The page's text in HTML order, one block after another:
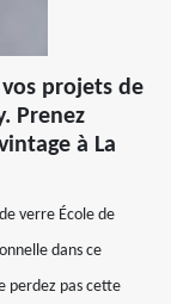
projets de
Prenez
à La
verre École de
dans ce
perdez pas cette